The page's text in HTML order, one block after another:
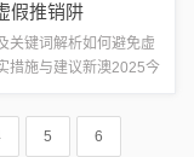
假推销阱
关键词解析如何避免虚
措施与建议新澳2025今
网络上出现了关于“新
的关...5 6